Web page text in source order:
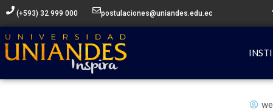
contenido
(+593) 32 999 000 postulaciones@uniandes.edu.ec